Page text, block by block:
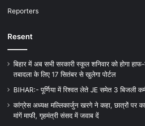
Reporters
Resent
बिहार में अब सभी सरकारी स्कूल शनिवार को होगा
तबादला के लिए 17 सितंबर से खुलेगा पोर्टल
BIHAR:- पूर्णिया में रिश्वत लेते JE समेत 3 बिजली
कांग्रेस अध्यक्ष मल्लिकार्जुन खरगे ने कहा, छात्रों पर
मांगें माफी, गृहमंत्री संसद में जवाब दें